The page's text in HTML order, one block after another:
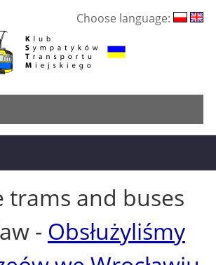
Choose language:
trams and buses
- Obsłużyliśmy